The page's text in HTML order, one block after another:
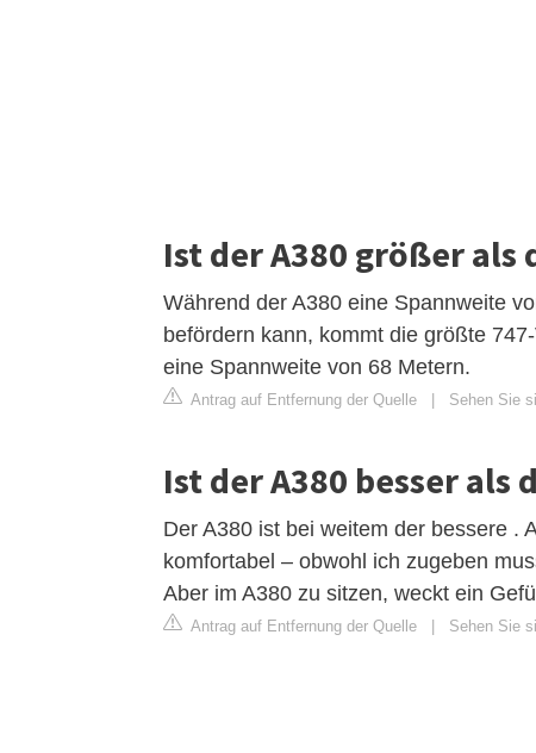
Ist der A380 größer als
Während der A380 eine Spannweite
befördern kann, kommt die größte
eine Spannweite von 68 Metern.
Antrag auf Entfernung der Quelle Sehen Sie
Ist der A380 besser als
Der A380 ist bei weitem der bessere .
komfortabel – obwohl ich zugeben
Aber im A380 zu sitzen, weckt ein
Antrag auf Entfernung der Quelle Sehen Sie